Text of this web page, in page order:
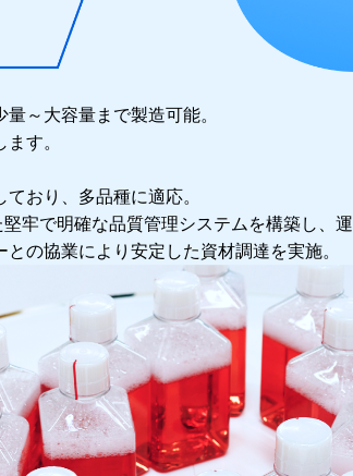
～大容量まで製造可能。
す。
おり、多品種に適応。
牢で明確な品質管理システムを構築し、運
の協業により安定した資材調達を実施。